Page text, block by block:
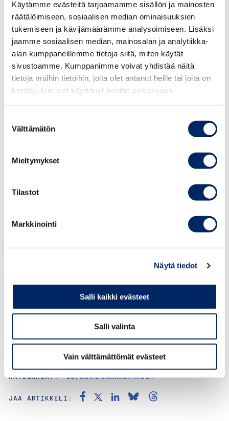
Käytämme evästeitä tarjoamamme sisällön ja mainosten
räätälöimiseen, sosiaalisen median ominaisuuksien
tukemiseen ja kävijämäärämme analysoimiseen. Lisäksi
jaamme sosiaalisen median, mainosalan ja analytiikka-
alan kumppaneillemme tietoja siitä, miten käytät
sivustoamme. Kumppanimme voivat yhdistää näitä
tietoja muihin tietoihin, joita olet antanut heille tai joita on
kerätty, kun olet käyttänyt heidän palvelujaan.
valinta
Välttämätön
Mieltymykset
Tilastot
Markkinointi
Näytä tiedot
Salli kaikki evästeet
Salli valinta
Vain välttämättömät evästeet
Mikäli hallitus ei ennen eduskunnan kesätaukoa saa
terveysturvallisen matkustamisen mahdollistavaa
lainsäädäntöä kuntoon, Suomi jää lähtötelineisiin kun
muu Eurooppa menee menojaan. Matkailuala menettää jo
toisen kesäsesongin. Jos käsittely venyy kesän yli
syysistuntokaudelle, Lappi menettää kesän lisäksi ensi
”Lain käsittelyn viivästyminen ja vääränlainen sisältö olisi
lähes kuolettava isku Lapin erittäin kovia kokeneelle
matkailulle. Voisi melkein sanoa, että se on menoa sitten,
viimeinen sammuttaa valot”, sanoo Lapin kauppakamarin
matkustusrajoitukset ovat olleet perusteltuja. Liikenteen
toimijat ja matkailuyrittäjät ovat ponnistelleet taatakseen
terveysturvallisen matkustamisen.
”Nyt on otettava olemassa olevat keinot käyttöön ja
kohdistettava ne oikein, sen sijaan että Suomi sulkeutuu
muulta maailmalta”, Keskuskauppakamarin Päivi Wood
sanoo.
KATEGORIAT: EU, KORONAKRIISI, MUUT
JAA ARTIKKELI: